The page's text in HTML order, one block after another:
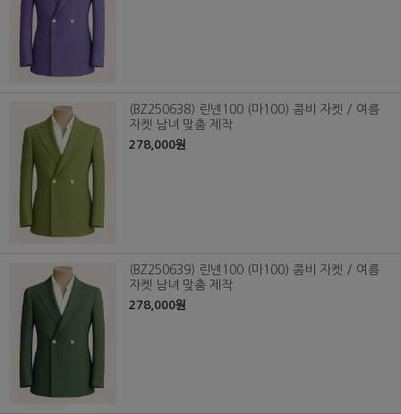
(BZ250638) 린넨100 (마100) 콤비 자켓 / 여름
자켓 남녀 맞춤 제작
278,000원
(BZ250639) 린넨100 (마100) 콤비 자켓 / 여름
자켓 남녀 맞춤 제작
278,000원